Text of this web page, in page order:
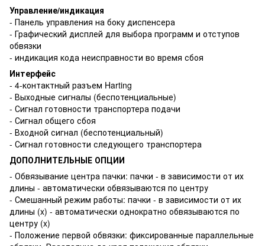
Управление/индикация
- Панель управления на боку диспенсера
- Графический дисплей для выбора программ и отступов
обвязки
- индикация кода неисправности во время сбоя
Интерфейс
- 4-контактный разъем Harting
- Выходные сигналы (беспотенциальные)
- Сигнал готовности транспортера подачи
- Сигнал общего сбоя
- Входной сигнал (беспотенциальный)
- Сигнал готовности следующего транспортера
ДОПОЛНИТЕЛЬНЫЕ ОПЦИИ
- Обвязывание центра пачки: пачки - в зависимости от их
длины - автоматически обвязываются по центру
- Смешанный режим работы: пачки - в зависимости от их
длины (x) - автоматически однократно обвязываются по
центру (x)
- Положение первой обвязки: фиксированные параллельные